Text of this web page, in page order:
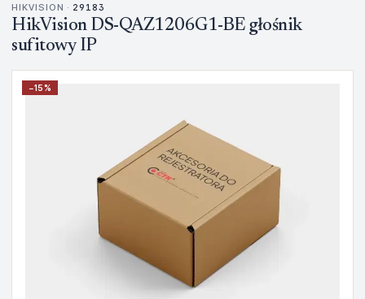
HIKVISION · 29183
HikVision DS-QAZ1206G1-BE głośnik
sufitowy IP
−15%